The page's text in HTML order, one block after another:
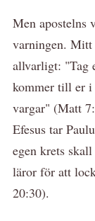
Men apostelns
varningen. Mitt
allvarligt: "Tag
kommer till er i
vargar" (Matt
Efesus tar
egen krets
läror för att
20:30).